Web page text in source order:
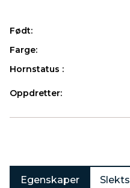
Født:
Farge:
Hornstatus :
Oppdretter:
Egenskaper